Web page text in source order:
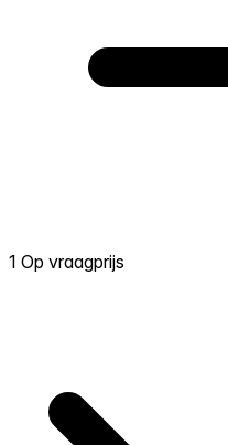
1 Op vraagprijs